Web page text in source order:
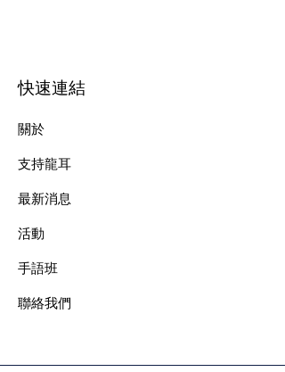
快速連結
關於
支持龍耳
最新消息
​活動
手語班
​聯絡我們